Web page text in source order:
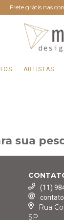
Frete grátis nas
ARTISTAS
sua
(11)
Rua
SP